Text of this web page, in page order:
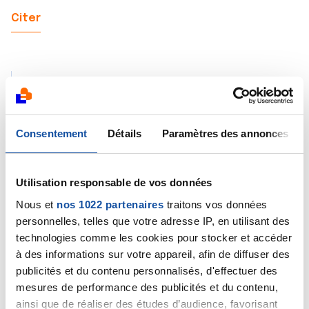
Consentement Détails Paramètres des annonces
Utilisation responsable de vos données
Nous et nos 1022 partenaires traitons vos données
personnelles, telles que votre adresse IP, en utilisant des
technologies comme les cookies pour stocker et accéder
à des informations sur votre appareil, afin de diffuser des
publicités et du contenu personnalisés, d'effectuer des
mesures de performance des publicités et du contenu,
ainsi que de réaliser des études d’audience, favorisant
Citer
Viana78
15/10/2025 - 13:47
Merci pour votre message, je dois dire que je n'aie
pas trop de doute.
L'attente est difficile et le fait de ne pas savoir
où la récidive se situe.